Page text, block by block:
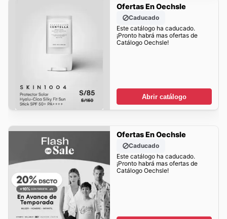
Ofertas En Oechsle
Caducado
Este catálogo ha caducado.
¡Pronto habrá mas ofertas de
Catálogo Oechsle!
Abrir catálogo
Ofertas En Oechsle
Caducado
Este catálogo ha caducado.
¡Pronto habrá mas ofertas de
Catálogo Oechsle!